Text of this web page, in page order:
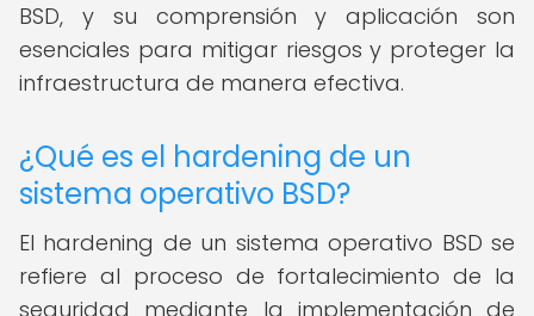
BSD, y su comprensión y aplicación son
esenciales para mitigar riesgos y proteger la
infraestructura de manera efectiva.
¿Qué es el hardening de un
sistema operativo BSD?
El hardening de un sistema operativo BSD se
refiere al proceso de fortalecimiento de la
seguridad mediante la implementación de